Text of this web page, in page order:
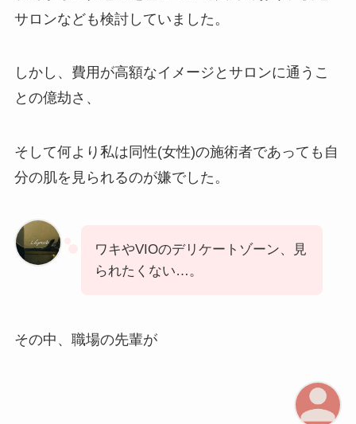
サロンなども検討していました。
しかし、費用が高額なイメージとサロンに通うこ
との億劫さ、
そして何より私は同性(女性)の施術者であっても自
分の肌を見られるのが嫌でした。
ワキやVIOのデリケートゾーン、見
られたくない…。
その中、職場の先輩が